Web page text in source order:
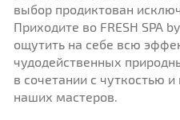
выбор продиктован
Приходите во FRESH SPA
ощутить на себе всю
чудодейственных
в сочетании с чуткостью
наших мастеров.